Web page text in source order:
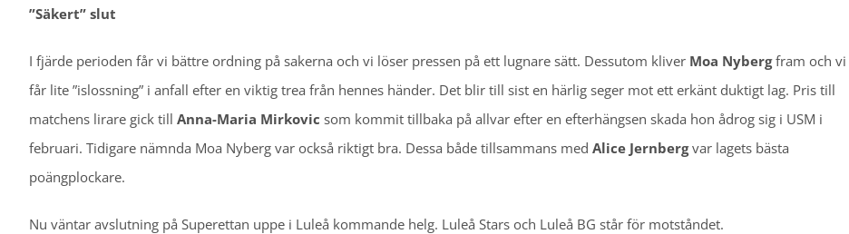
”Säkert” slut
I fjärde perioden får vi bättre ordning på sakerna och vi löser pressen på ett lugnare sätt. Dessutom kliver Moa Nybergfram och vi
får lite ”islossning” i anfall efter en viktig trea från hennes händer. Det blir till sist en härlig seger mot ett erkänt duktigt lag. Pris till
matchens lirare gick till Anna-Maria Mirkovic som kommit tillbaka på allvar efter en efterhängsen skada hon ådrog sig i USM i
februari. Tidigare nämnda Moa Nyberg var också riktigt bra. Dessa både tillsammans med Alice Jernbergvar lagets bästa
poängplockare.
Nu väntar avslutning på Superettan uppe i Luleå kommande helg. Luleå Stars och Luleå BG står för motståndet.